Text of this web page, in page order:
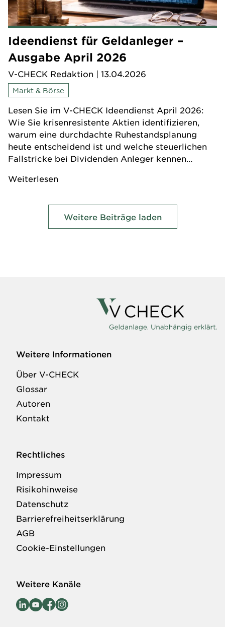
Ideendienst für Geldanleger –
Ausgabe April 2026
V-CHECK Redaktion | 13.04.2026
Markt & Börse
Lesen Sie im V-CHECK Ideendienst April 2026:
Wie Sie krisenresistente Aktien identifizieren,
warum eine durchdachte Ruhestandsplanung
heute entscheidend ist und welche steuerlichen
Fallstricke bei Dividenden Anleger kennen
Weiterlesen
Weitere Beiträge laden
Weitere Informationen
Über V-CHECK
Glossar
Autoren
Kontakt
Rechtliches
Impressum
Risikohinweise
Datenschutz
Barrierefreiheitserklärung
AGB
Cookie-Einstellungen
Weitere Kanäle